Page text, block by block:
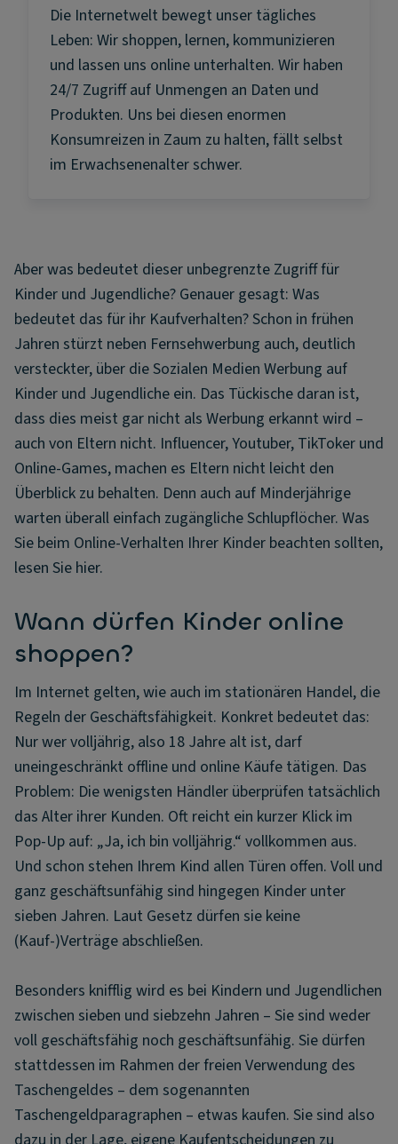
Die Internetwelt bewegt unser tägliches
Leben: Wir shoppen, lernen, kommunizieren
und lassen uns online unterhalten. Wir haben
24/7 Zugriff auf Unmengen an Daten und
Produkten. Uns bei diesen enormen
Konsumreizen in Zaum zu halten, fällt selbst
im Erwachsenenalter schwer.
Aber was bedeutet dieser unbegrenzte Zugriff für
Kinder und Jugendliche? Genauer gesagt: Was
bedeutet das für ihr Kaufverhalten? Schon in frühen
Jahren stürzt neben Fernsehwerbung auch, deutlich
versteckter, über die Sozialen Medien Werbung auf
Kinder und Jugendliche ein. Das Tückische daran ist,
dass dies meist gar nicht als Werbung erkannt wird –
auch von Eltern nicht. Influencer, Youtuber, TikToker und
Online-Games, machen es Eltern nicht leicht den
Überblick zu behalten. Denn auch auf Minderjährige
warten überall einfach zugängliche Schlupflöcher. Was
Sie beim Online-Verhalten Ihrer Kinder beachten sollten,
lesen Sie hier.
Wann dürfen Kinder online
shoppen?
Im Internet gelten, wie auch im stationären Handel, die
Regeln der Geschäftsfähigkeit. Konkret bedeutet das:
Nur wer volljährig, also 18 Jahre alt ist, darf
uneingeschränkt offline und online Käufe tätigen. Das
Problem: Die wenigsten Händler überprüfen tatsächlich
das Alter ihrer Kunden. Oft reicht ein kurzer Klick im
Pop-Up auf: „Ja, ich bin volljährig.“ vollkommen aus.
Und schon stehen Ihrem Kind allen Türen offen. Voll und
ganz geschäftsunfähig sind hingegen Kinder unter
sieben Jahren. Laut Gesetz dürfen sie keine
(Kauf-)Verträge abschließen.
Besonders knifflig wird es bei Kindern und Jugendlichen
zwischen sieben und siebzehn Jahren – Sie sind weder
voll geschäftsfähig noch geschäftsunfähig. Sie dürfen
stattdessen im Rahmen der freien Verwendung des
Taschengeldes – dem sogenannten
Taschengeldparagraphen – etwas kaufen. Sie sind also